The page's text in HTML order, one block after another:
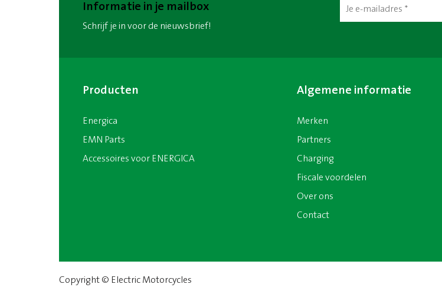
Informatie in je mailbox
Schrijf je in voor de nieuwsbrief!
Producten
Energica
EMN Parts
Accessoires voor ENERGICA
Algemene informatie
Merken
Partners
Charging
Fiscale voordelen
Over ons
Contact
Copyright © Electric Motorcycles